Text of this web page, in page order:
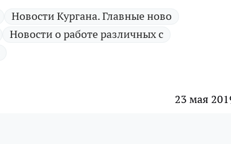
Новости Кургана. Главные ново
Новости о работе различных с
23 мая